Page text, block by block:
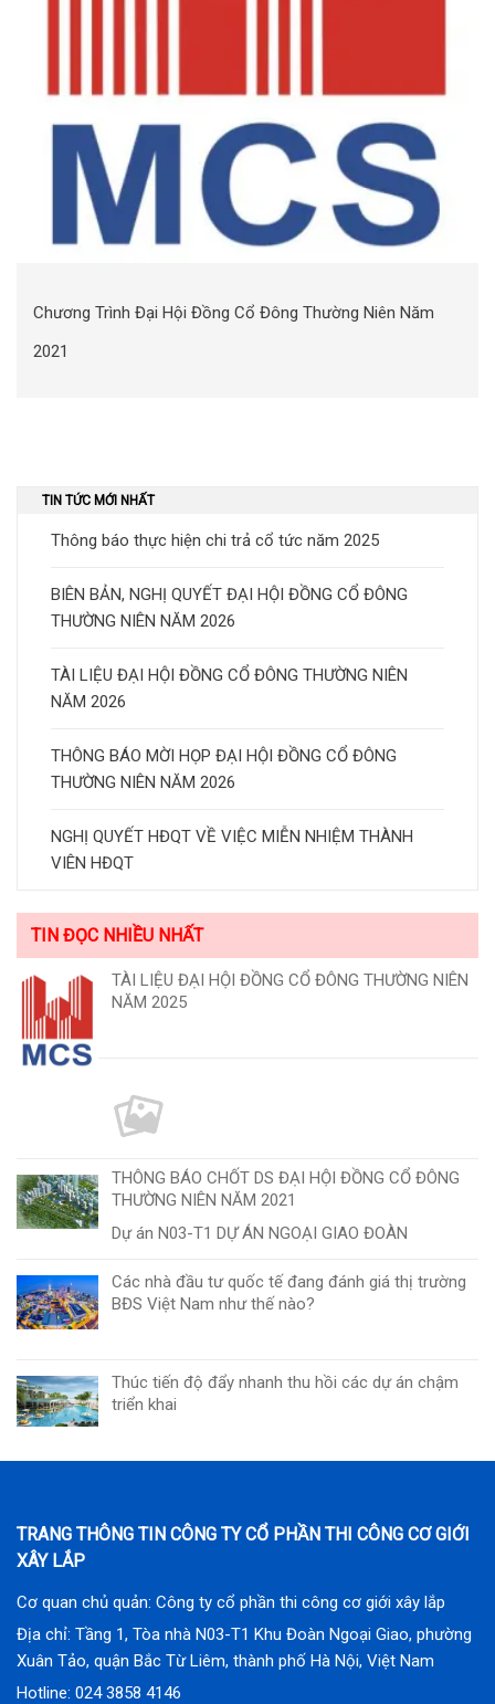
Chương Trình Đại Hội Đồng Cổ Đông Thường Niên Năm
2021
TIN TỨC MỚI NHẤT
Thông báo thực hiện chi trả cổ tức năm 2025
BIÊN BẢN, NGHỊ QUYẾT ĐẠI HỘI ĐỒNG CỔ ĐÔNG
THƯỜNG NIÊN NĂM 2026
TÀI LIỆU ĐẠI HỘI ĐỒNG CỔ ĐÔNG THƯỜNG NIÊN
NĂM 2026
THÔNG BÁO MỜI HỌP ĐẠI HỘI ĐỒNG CỔ ĐÔNG
THƯỜNG NIÊN NĂM 2026
NGHỊ QUYẾT HĐQT VỀ VIỆC MIỄN NHIỆM THÀNH
VIÊN HĐQT
TIN ĐỌC NHIỀU NHẤT
TÀI LIỆU ĐẠI HỘI ĐỒNG CỔ ĐÔNG THƯỜNG NIÊN
NĂM 2025
THÔNG BÁO CHỐT DS ĐẠI HỘI ĐỒNG CỔ ĐÔNG
THƯỜNG NIÊN NĂM 2021
Dự án N03-T1 DỰ ÁN NGOẠI GIAO ĐOÀN
Các nhà đầu tư quốc tế đang đánh giá thị trường
BĐS Việt Nam như thế nào?
Thúc tiến độ đẩy nhanh thu hồi các dự án chậm
triển khai
TRANG THÔNG TIN CÔNG TY CỔ PHẦN THI CÔNG CƠ GIỚI
XÂY LẮP
Cơ quan chủ quản: Công ty cổ phần thi công cơ giới xây lắp
Địa chỉ: Tầng 1, Tòa nhà N03-T1 Khu Đoàn Ngoại Giao, phường
Xuân Tảo, quận Bắc Từ Liêm, thành phố Hà Nội, Việt Nam
Hotline: 024 3858 4146